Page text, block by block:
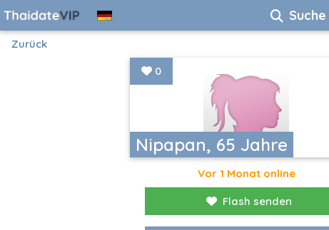
Suche
Zurück
Nipapan, 65 Jahre
0
Vor 1 Monat online
Flash senden